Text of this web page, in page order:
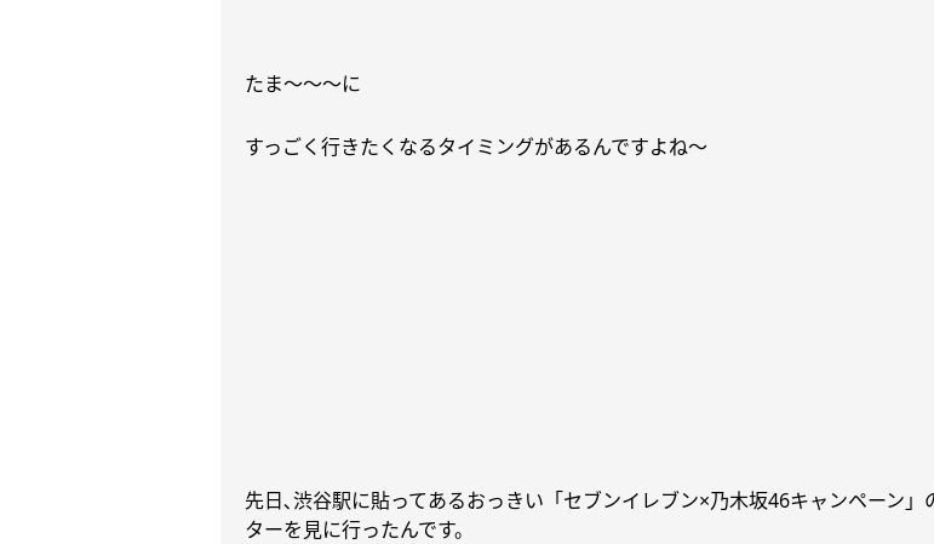
たま〜〜〜に
すっごく行きたくなるタイミングがあるんですよね〜
先日､渋谷駅に貼ってあるおっきい「セブンイレブン×乃木坂46キャンペーン」
ターを見に行ったんです。